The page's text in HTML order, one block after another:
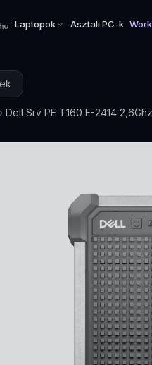
Laptopok Asztali PC-k
Dell Srv PE T160 E-2414